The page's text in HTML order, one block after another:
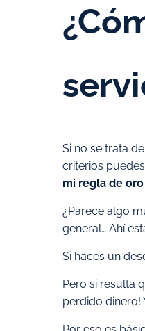
Si no se trata
criterios
mi regla de
¿Parece algo
general… Ahí
Si haces un
Pero si resulta
perdido dinero!